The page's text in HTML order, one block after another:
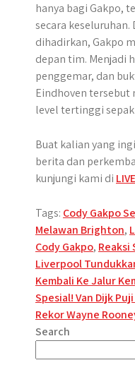
hanya bagi Gakpo,
secara
dihadirkan, Gakpo
depan tim. Menjadi
penggemar, dan
Eindhoven tersebut
level tertinggi
Buat kalian yang
berita dan
kunjungi kami di
Tags: Cody Gakpo
Melawan Brighton,
Cody Gakpo, Reaksi
Post
Liverpool
Kembali Ke Jalur
Spesial! Van Dijk
Rekor Wayne
Search